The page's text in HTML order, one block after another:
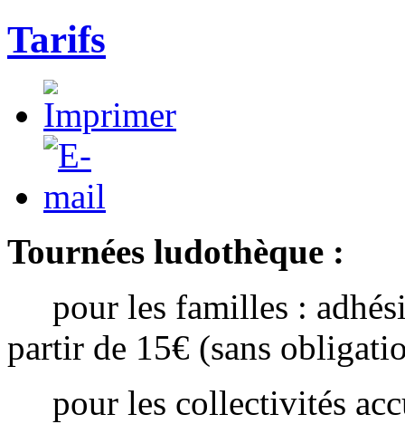
Tarifs
Tournées ludothèque :
pour les familles :
partir de 15€ (sans
pour les collectivités